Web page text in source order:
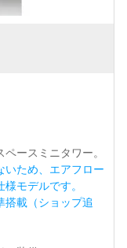
ースミニタワー。
いため、エアフロー
モデルです。
搭載（ショップ追